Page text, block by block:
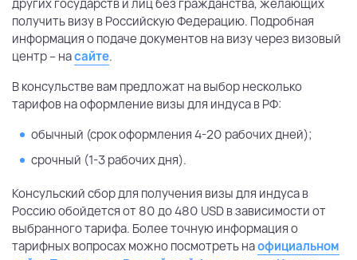
других государств и лиц без гражданства, желающих
получить визу в Российскую Федерацию. Подробная
информация о подаче документов на визу через визовый
центр – насайте.
В консульстве вам предложат на выбор несколько
тарифов на оформление визы для индуса в РФ:
обычный (срок оформления 4-20 рабочих дней);
срочный (1-3 рабочих дня).
Консульский сбор для получения визы для индуса в
Россию обойдется от 80 до 480 USD в зависимости от
выбранного тарифа. Более точную информация о
тарифных вопросах можно посмотреть наофициальном